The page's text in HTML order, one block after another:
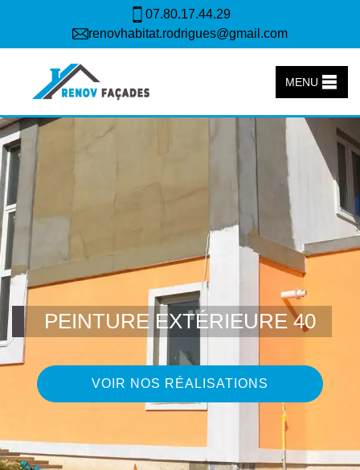
07.80.17.44.29
renovhabitat.rodrigues@gmail.com
MENU
PEINTURE EXTÉRIEURE 40
VOIR NOS RÉALISATIONS